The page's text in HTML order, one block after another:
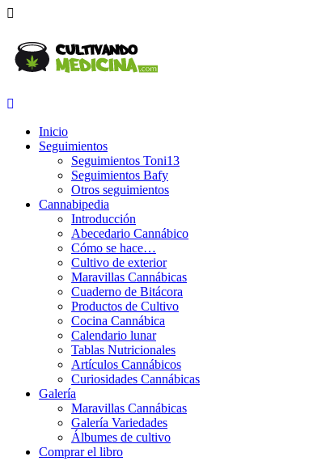
Inicio
Seguimientos
Seguimientos Toni13
Seguimientos Bafy
Otros seguimientos
Cannabipedia
Introducción
Abecedario Cannábico
Cómo se hace…
Cultivo de exterior
Maravillas Cannábicas
Cuaderno de Bitácora
Productos de Cultivo
Cocina Cannábica
Calendario lunar
Tablas Nutricionales
Artículos Cannábicos
Curiosidades Cannábicas
Galería
Maravillas Cannábicas
Galería Variedades
Álbumes de cultivo
Comprar el libro